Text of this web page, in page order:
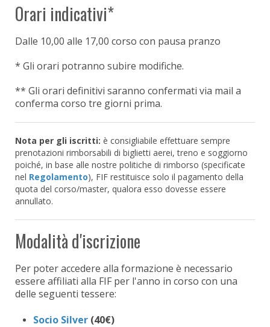
Orari indicativi*
Dalle 10,00 alle 17,00 corso con pausa pranzo
* Gli orari potranno subire modifiche.
** Gli orari definitivi saranno confermati via mail a
conferma corso tre giorni prima.
Nota per gli iscritti: è consigliabile effettuare sempre
prenotazioni rimborsabili di biglietti aerei, treno e soggiorno
poiché, in base alle nostre politiche di rimborso (specificate
nel Regolamento), FIF restituisce solo il pagamento della
quota del corso/master, qualora esso dovesse essere
annullato.
Modalità d'iscrizione
Per poter accedere alla formazione è necessario
essere affiliati alla FIF per l'anno in corso con una
delle seguenti tessere:
Socio Silver (40€)